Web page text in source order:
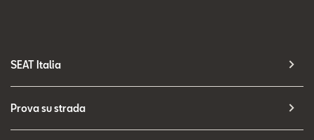
SEAT Italia
Prova su strada